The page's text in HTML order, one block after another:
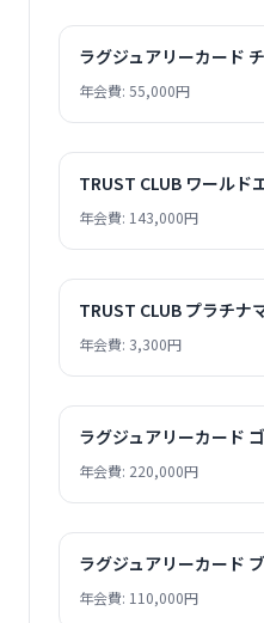
ラグジュアリーカード
年会費: 55,000円
TRUST CLUB ワールド
年会費: 143,000円
TRUST CLUB プラチナ
年会費: 3,300円
ラグジュアリーカード
年会費: 220,000円
ラグジュアリーカード
年会費: 110,000円